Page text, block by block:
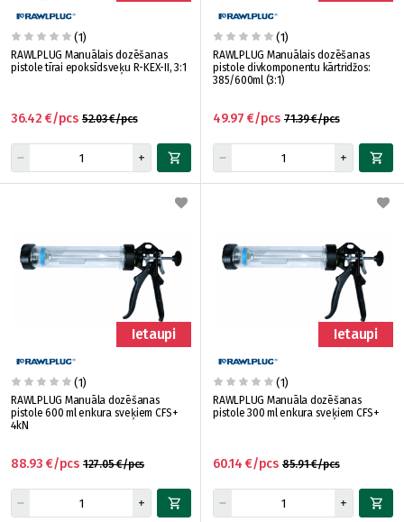
(1)
RAWLPLUG Manuālais dozēšanas
pistole tīrai epoksīdsveķu R-KEX-II, 3:1
52.03 €/pcs
36.42 €/pcs
(1)
RAWLPLUG Manuālais dozēšanas
pistole divkomponentu kārtridžos:
385/600ml (3:1)
71.39 €/pcs
49.97 €/pcs
Ietaupi
(1)
RAWLPLUG Manuāla dozēšanas
pistole 600 ml enkura sveķiem CFS+
4kN
127.05 €/pcs
88.93 €/pcs
Ietaupi
(1)
RAWLPLUG Manuāla dozēšanas
pistole 300 ml enkura sveķiem CFS+
85.91 €/pcs
60.14 €/pcs